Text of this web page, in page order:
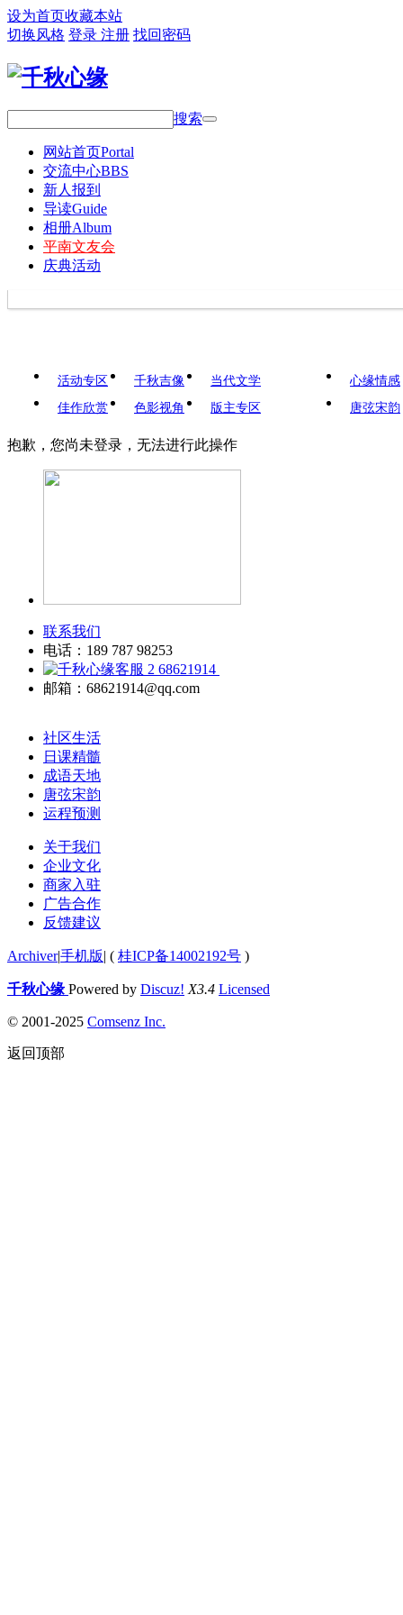
设为首页收藏本站
切换风格 登录 注册 找回密码
搜索
网站首页Portal
交流中心BBS
新人报到
导读Guide
相册Album
平南文友会
庆典活动
活动专区 千秋吉像
当代文学
佳作欣赏
色影视角 版主专区
心缘情感
唐弦宋韵
抱歉，您尚未登录，无法进行此操作
联系我们
电话：189 787 98253
68621914
邮箱：68621914@qq.com
社区生活
日课精髓
成语天地
唐弦宋韵
运程预测
关于我们
企业文化
商家入驻
广告合作
反馈建议
Archiver|手机版| ( 桂ICP备14002192号 )
千秋心缘 Powered by Discuz! X3.4 Licensed
© 2001-2025 Comsenz Inc.
返回顶部